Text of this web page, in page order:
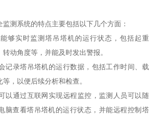
测系统的特点主要包括以下几个方面：
够实时监测塔吊塔机的运行状态，包括起重
动角度等，并能及时发出警报。
记录塔吊塔机的运行数据，包括工作时间、载
，以便后续分析和检查。
以通过互联网实现远程监控，监测人员可以随
脑查看塔吊塔机的运行状态，并能远程控制塔